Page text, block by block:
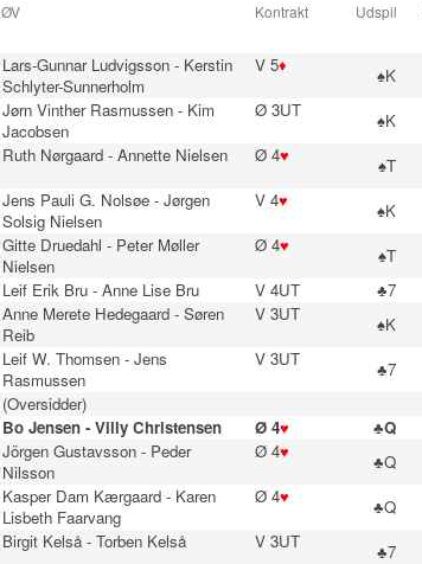
ØV Kontrakt Udspil
Lars-Gunnar Ludvigsson - Kerstin
Schlyter-Sunnerholm
V 5♦ ♠K
Jørn Vinther Rasmussen - Kim
Jacobsen
Ø 3UT ♠K
Ruth Nørgaard - Annette Nielsen Ø 4♥ ♠T
Jens Pauli G. Nolsøe - Jørgen
Solsig Nielsen
V 4♥ ♠K
Gitte Druedahl - Peter Møller
Nielsen
Ø 4♥ ♠T
Leif Erik Bru - Anne Lise Bru V 4UT ♣7
Anne Merete Hedegaard - Søren
Reib
V 3UT ♠K
Leif W. Thomsen - Jens
Rasmussen
V 3UT ♣7
(Oversidder)
Bo Jensen - Villy Christensen Ø 4♥ ♣Q
Jörgen Gustavsson - Peder
Nilsson
Ø 4♥ ♣Q
Kasper Dam Kærgaard - Karen
Lisbeth Faarvang
Ø 4♥ ♣Q
Birgit Kelså - Torben Kelså V 3UT ♣7